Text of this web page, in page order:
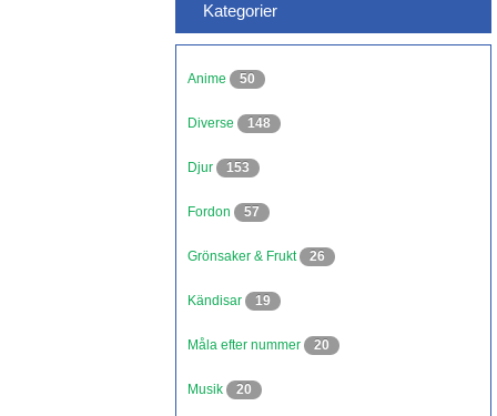
Kategorier
Anime 50
Diverse 148
Djur 153
Fordon 57
Grönsaker & Frukt 26
Kändisar 19
Måla efter nummer 20
Musik 20